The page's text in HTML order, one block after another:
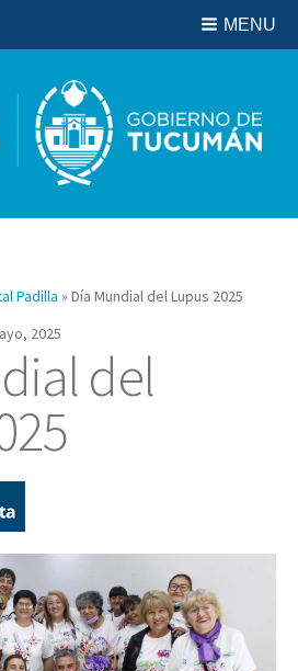
Biblioteca
MENU
Padilla » Día Mundial del Lupus 2025
2025
del